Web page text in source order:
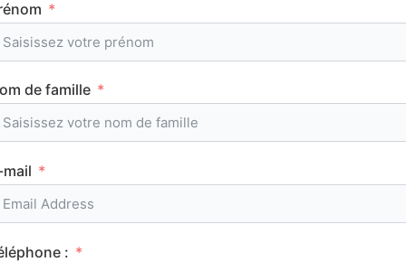
plus consultés
FRANÇAIS
de famille
: